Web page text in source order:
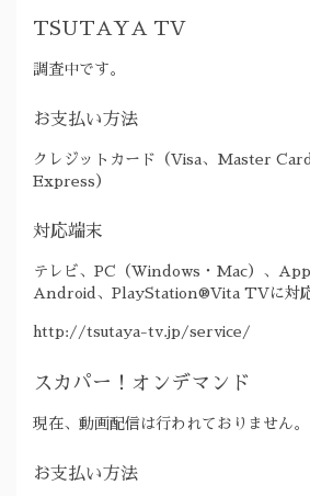
TSUTAYA TV
調査中です。
お支払い方法
クレジットカード（Visa、Master
Express）
対応端末
テレビ、PC（Windows・Mac）、
Android、PlayStation®Vita TVに対応
http://tsutaya-tv.jp/service/
スカパー！オンデマンド
現在、動画配信は行われておりません。
お支払い方法